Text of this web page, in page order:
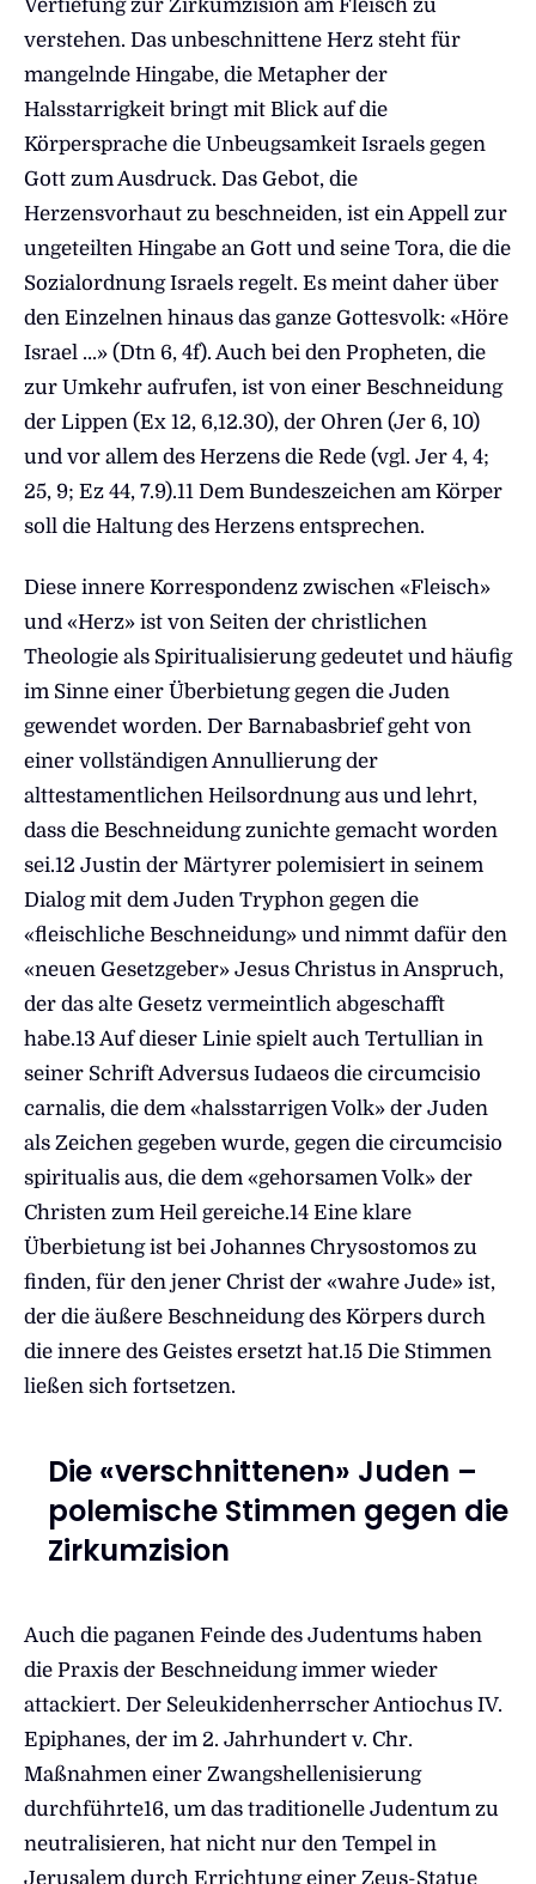
Vertiefung zur Zirkumzision am Fleisch zu
verstehen. Das unbeschnittene Herz steht für
mangelnde Hingabe, die Metapher der
Halsstarrigkeit bringt mit Blick auf die
Körpersprache die Unbeugsamkeit Israels gegen
Gott zum Ausdruck. Das Gebot, die
Herzensvorhaut zu beschneiden, ist ein Appell zur
ungeteilten Hingabe an Gott und seine Tora, die die
Sozialordnung Israels regelt. Es meint daher über
den Einzelnen hinaus das ganze Gottesvolk: «Höre
Israel …» (Dtn 6, 4f). Auch bei den Propheten, die
zur Umkehr aufrufen, ist von einer Beschneidung
der Lippen (Ex 12, 6,12.30), der Ohren (Jer 6, 10)
und vor allem des Herzens die Rede (vgl. Jer 4, 4;
25, 9; Ez 44, 7.9).11 Dem Bundeszeichen am Körper
soll die Haltung des Herzens entsprechen.
Diese innere Korrespondenz zwischen «Fleisch»
und «Herz» ist von Seiten der christlichen
Theologie als Spiritualisierung gedeutet und häufig
im Sinne einer Überbietung gegen die Juden
gewendet worden. Der Barnabasbrief geht von
einer vollständigen Annullierung der
alttestamentlichen Heilsordnung aus und lehrt,
dass die Beschneidung zunichte gemacht worden
sei.12 Justin der Märtyrer polemisiert in seinem
Dialog mit dem Juden Tryphon gegen die
«fleischliche Beschneidung» und nimmt dafür den
«neuen Gesetzgeber» Jesus Christus in Anspruch,
der das alte Gesetz vermeintlich abgeschafft
habe.13 Auf dieser Linie spielt auch Tertullian in
seiner Schrift Adversus Iudaeos die circumcisio
carnalis, die dem «halsstarrigen Volk» der Juden
als Zeichen gegeben wurde, gegen die circumcisio
spiritualis aus, die dem «gehorsamen Volk» der
Christen zum Heil gereiche.14 Eine klare
Überbietung ist bei Johannes Chrysostomos zu
finden, für den jener Christ der «wahre Jude» ist,
der die äußere Beschneidung des Körpers durch
die innere des Geistes ersetzt hat.15 Die Stimmen
ließen sich fortsetzen.
Die «verschnittenen» Juden –
polemische Stimmen gegen die
Zirkumzision
Auch die paganen Feinde des Judentums haben
die Praxis der Beschneidung immer wieder
attackiert. Der Seleukidenherrscher Antiochus IV.
Epiphanes, der im 2. Jahrhundert v. Chr.
Maßnahmen einer Zwangshellenisierung
durchführte16, um das traditionelle Judentum zu
neutralisieren, hat nicht nur den Tempel in
Jerusalem durch Errichtung einer Zeus-Statue